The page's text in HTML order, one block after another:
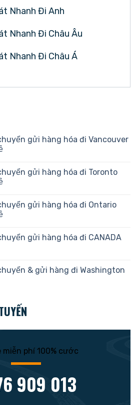
Nhanh Đi Anh
Nhanh Đi Châu Âu
Nhanh Đi Châu Á
gửi hàng hóa đi Vancouver
gửi hàng hóa đi Toronto
gửi hàng hóa đi Ontario
gửi hàng hóa đi CANADA
& gửi hàng đi Washington
miễn phí 100% cước
909 013